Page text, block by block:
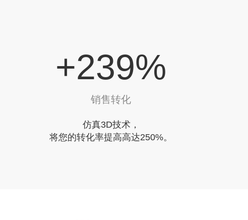
+280%
销售转化
仿真3D技术，
将您的转化率提高高达250%。